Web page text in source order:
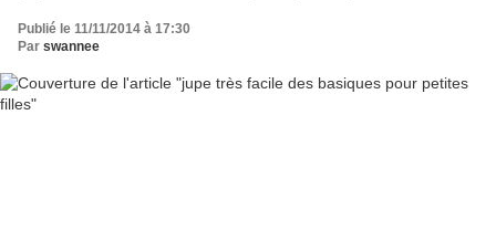
Publié le 11/11/2014 à 17:30
Par swannee